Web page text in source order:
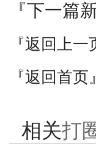
『下一篇
『返回上一
『返回首页』
相关打